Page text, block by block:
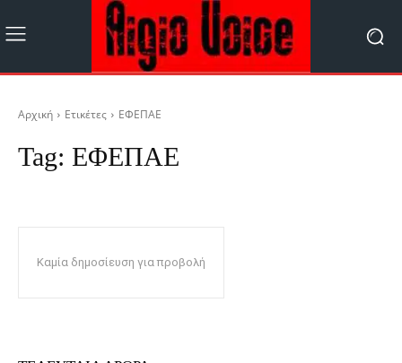
Αρχική Ετικέτες ΕΦΕΠΑΕ
Tag: ΕΦΕΠΑΕ
Καμία δημοσίευση για προβολή